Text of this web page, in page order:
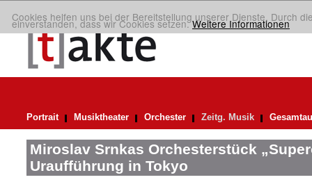
Cookies helfen uns bei der Bereitstellung unserer Dienste. Durch
einverstanden, dass wir Cookies setzen.Weitere Informationen
Portrait Musiktheater Orchester Zeitg. Musik
Miroslav Srnkas Orchesterstück
Uraufführung in Tokyo